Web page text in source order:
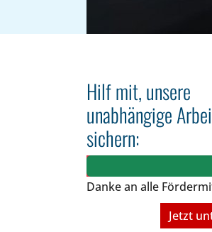
Hilf mit, unsere
unabhängige
sichern:
Danke an alle
Jetzt